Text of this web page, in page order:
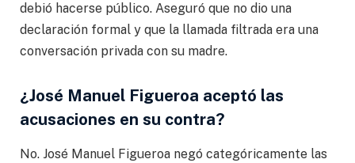
debió hacerse público. Aseguró que no dio una
declaración formal y que la llamada filtrada era una
conversación privada con su madre.
¿José Manuel Figueroa aceptó las
acusaciones en su contra?
No. José Manuel Figueroa negó categóricamente las